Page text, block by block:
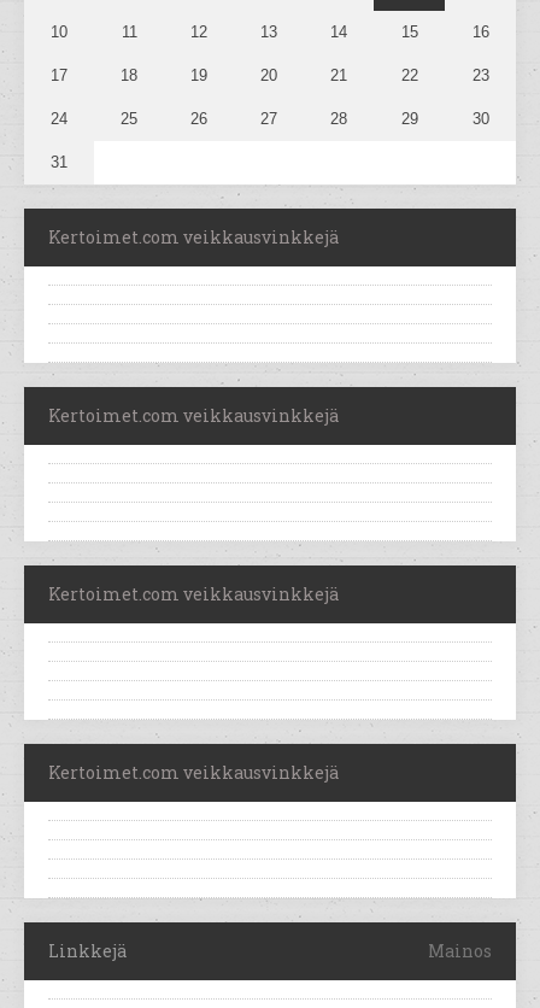
10 11 12 13 14 15 16
17 18 19 20 21 22 23
24 25 26 27 28 29 30
31
Kertoimet.com veikkausvinkkejä
Kertoimet.com veikkausvinkkejä
Kertoimet.com veikkausvinkkejä
Kertoimet.com veikkausvinkkejä
Linkkejä Mainos